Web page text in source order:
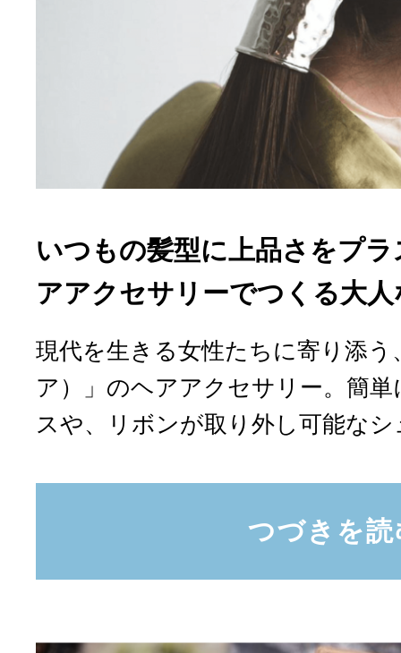
いつもの髪型に上品さをプラ
アアクセサリーでつくる大
現代を生きる女性たちに寄り添う
ア）」のヘアアクセサリー。簡
スや、リボンが取り外し可能なシ
つづきを読